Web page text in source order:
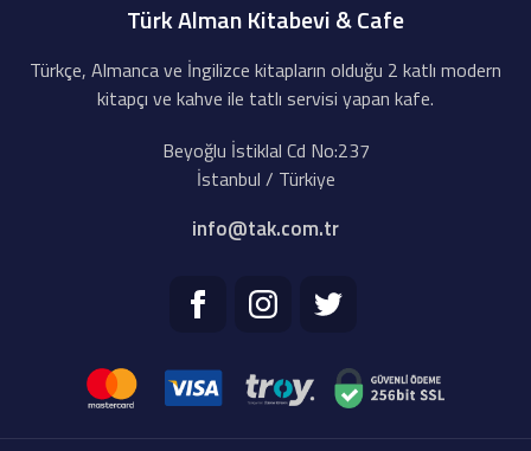
Türk Alman Kitabevi & Cafe
Türkçe, Almanca ve İngilizce kitapların olduğu 2 katlı modern
kitapçı ve kahve ile tatlı servisi yapan kafe.
Beyoğlu İstiklal Cd No:237
İstanbul / Türkiye
info@tak.com.tr